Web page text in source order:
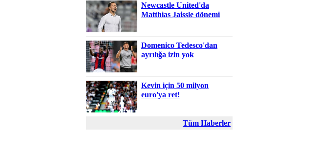
Newcastle United'da
Matthias Jaissle dönemi
Domenico Tedesco'dan
ayrılığa izin yok
Kevin için 50 milyon
euro'ya ret!
Tüm Haberler